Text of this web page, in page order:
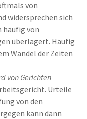
von
widersprechen sich
häufig von
überlagert. Häufig
Wandel der Zeiten
von Gerichten
Urteile
von den
kann dann